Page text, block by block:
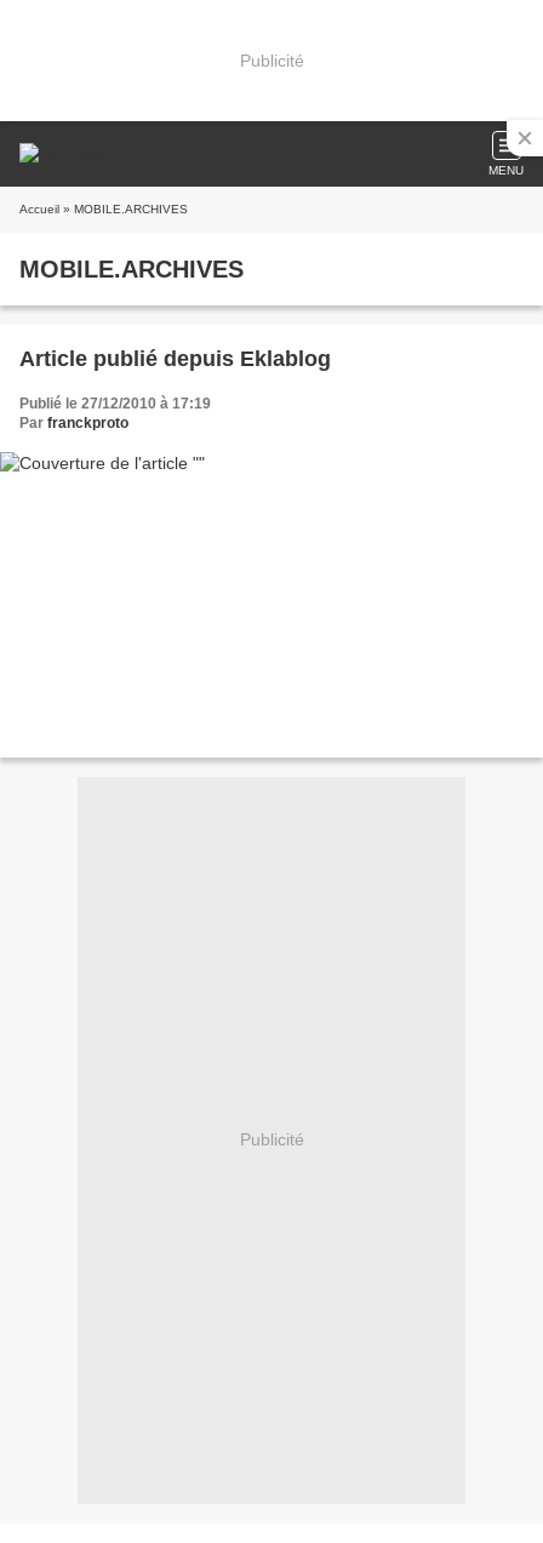
Publicité
MENU
Accueil » MOBILE.ARCHIVES
MOBILE.ARCHIVES
Article publié depuis Eklablog
Publié le 27/12/2010 à 17:19
Par franckproto
Publicité